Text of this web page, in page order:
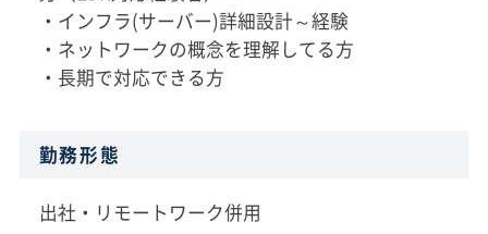
・インフラ(サーバー)詳細設計～経験
・ネットワークの概念を理解してる方
・長期で対応できる方
勤務形態
出社・リモートワーク併用